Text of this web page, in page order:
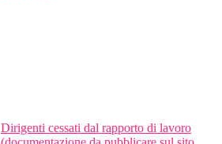
Dirigenti cessati dal rapporto di lavoro